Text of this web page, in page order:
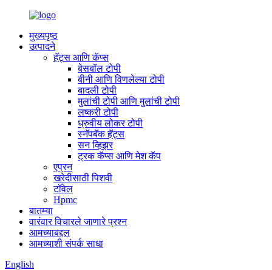
मुख्यपृष्ठ
उत्पादने
हॅट्स आणि कॅप्स
बेसबॉल टोपी
बीनी आणि विणलेल्या टोपी
बादली टोपी
मुलांची टोपी आणि मुलांची टोपी
लष्करी टोपी
ध्रुवीय लोकर टोपी
स्नॅपबॅक हॅट्स
सन व्हिझर
ट्रक कॅप्स आणि मेश कॅप
एप्रन
खरेदीसाठी पिशवी
टॉवेल
Hpmc
बातम्या
वारंवार विचारले जाणारे प्रश्न
आमच्याबद्दल
आमच्याशी संपर्क साधा
English